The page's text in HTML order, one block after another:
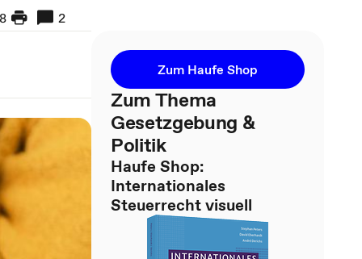
8 2
Zum Haufe Shop
Zum Thema
Gesetzgebung &
Politik
Haufe Shop:
Internationales
Steuerrecht visuell